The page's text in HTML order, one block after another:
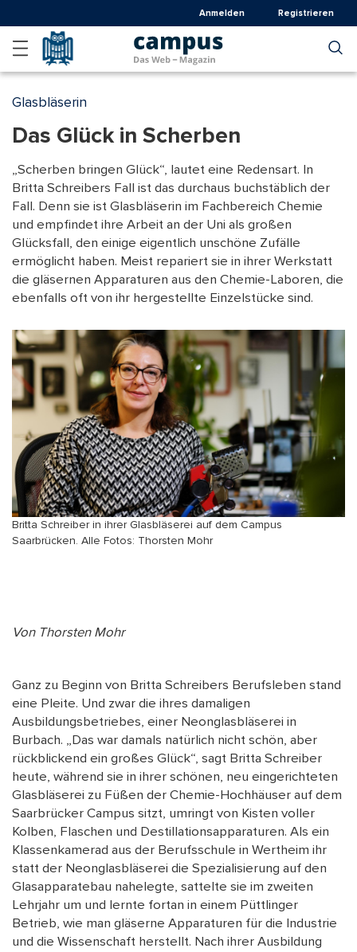
zum
Inhalt
Anmelden Registrieren
Glasbläserin
Das Glück in Scherben
„Scherben bringen Glück“, lautet eine Redensart. In
Britta Schreibers Fall ist das durchaus buchstäblich der
Fall. Denn sie ist Glasbläserin im Fachbereich Chemie
und empfindet ihre Arbeit an der Uni als großen
Glücksfall, den einige eigentlich unschöne Zufälle
ermöglicht haben. Meist repariert sie in ihrer Werkstatt
die gläsernen Apparaturen aus den Chemie-Laboren, die
ebenfalls oft von ihr hergestellte Einzelstücke sind.
Britta Schreiber in ihrer Glasbläserei auf dem Campus
Saarbrücken. Alle Fotos: Thorsten Mohr
Von Thorsten Mohr
Ganz zu Beginn von Britta Schreibers Berufsleben stand
eine Pleite. Und zwar die ihres damaligen
Ausbildungsbetriebes, einer Neonglasbläserei in
Burbach. „Das war damals natürlich nicht schön, aber
rückblickend ein großes Glück“, sagt Britta Schreiber
heute, während sie in ihrer schönen, neu eingerichteten
Glasbläserei zu Füßen der Chemie-Hochhäuser auf dem
Saarbrücker Campus sitzt, umringt von Kisten voller
Kolben, Flaschen und Destillationsapparaturen. Als ein
Klassenkamerad aus der Berufsschule in Wertheim ihr
statt der Neonglasbläserei die Spezialisierung auf den
Glasapparatebau nahelegte, sattelte sie im zweiten
Lehrjahr um und lernte fortan in einem Püttlinger
Betrieb, wie man gläserne Apparaturen für die Industrie
und die Wissenschaft herstellt. Nach ihrer Ausbildung